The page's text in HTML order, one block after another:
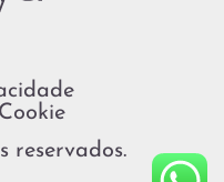
reservados.